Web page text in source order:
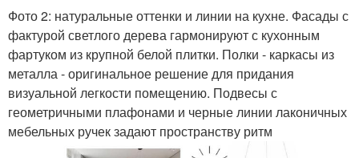
Фото 2: натуральные оттенки и линии на кухне. Фасады с
фактурой светлого дерева гармонируют с кухонным
фартуком из крупной белой плитки. Полки - каркасы из
металла - оригинальное решение для придания
визуальной легкости помещению. Подвесы с
геометричными плафонами и черные линии лаконичных
мебельных ручек задают пространству ритм